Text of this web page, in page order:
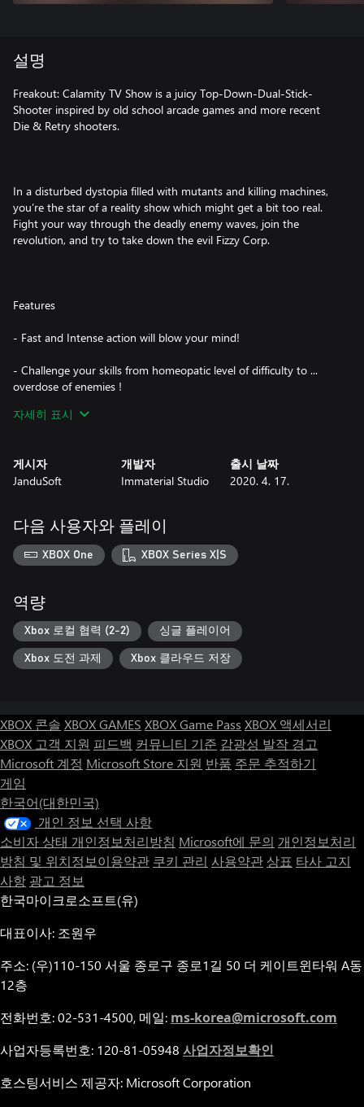
설명
Freakout: Calamity TV Show is a juicy Top-Down-Dual-Stick-
Shooter inspired by old school arcade games and more recent
Die & Retry shooters.
In a disturbed dystopia filled with mutants and killing machines,
you’re the star of a reality show which might get a bit too real.
Fight your way through the deadly enemy waves, join the
revolution, and try to take down the evil Fizzy Corp.
Features
- Fast and Intense action will blow your mind!
- Challenge your skills from homeopatic level of difficulty to ...
overdose of enemies !
- Crazy dialogues and characters, talented artist behind!
- 2 Player Couch Coop to double the fun!
- 19 Levels with varied gameplay, so close to 20!
- 5 Chapters with badass Bossfights!
- Customize your gear with various weapons and hero modifiers !
자세히 표시
게시자
JanduSoft
개발자
Immaterial Studio
출시 날짜
2020. 4. 17.
다음 사용자와 플레이
XBOX One XBOX Series X|S
역량
Xbox 로컬 협력 (2-2) 싱글 플레이어
Xbox 도전 과제 Xbox 클라우드 저장
XBOX 콘솔 XBOX GAMES XBOX Game Pass XBOX 액세서리
XBOX 고객 지원 피드백 커뮤니티 기준 감광성 발작 경고
Microsoft 계정 Microsoft Store 지원 반품 주문 추적하기
게임
한국어(대한민국)
개인 정보 선택 사항
소비자 상태 개인정보처리방침 Microsoft에 문의 개인정보처리
방침 및 위치정보이용약관 쿠키 관리 사용약관 상표 타사 고지
사항 광고 정보
한국마이크로소프트(유)
대표이사: 조원우
주소: (우)110-150 서울 종로구 종로1길 50 더 케이트윈타워 A동
12층
전화번호: 02-531-4500, 메일: ms-korea@microsoft.com
사업자등록번호: 120-81-05948 사업자정보확인
호스팅서비스 제공자: Microsoft Corporation